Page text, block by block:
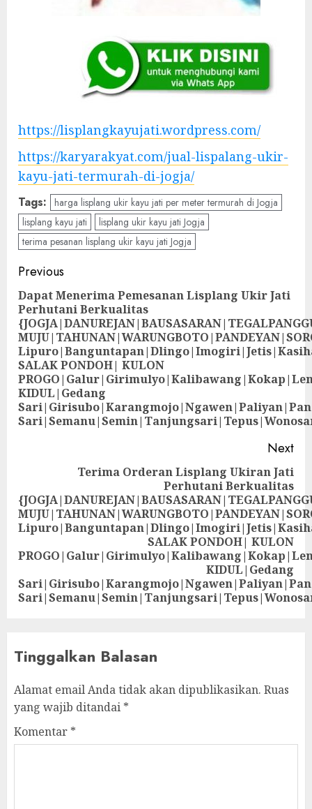
https://lisplangkayujati.wordpress.com/
https://karyarakyat.com/jual-lispalang-ukir-
kayu-jati-termurah-di-jogja/
Tags: harga lisplang ukir kayu jati per meter termurah di Jogja
lisplang kayu jati
lisplang ukir kayu jati Jogja
terima pesanan lisplang ukir kayu jati Jogja
Previous
Dapat Menerima Pemesanan Lisplang Ukir Jati
Perhutani Berkualitas
SALAK PONDOH| KULON
KIDUL|Gedang
Next
Terima Orderan Lisplang Ukiran Jati
Perhutani Berkualitas
SALAK PONDOH| KULON
KIDUL|Gedang
Tinggalkan Balasan
Alamat email Anda tidak akan dipublikasikan. Ruas
yang wajib ditandai *
Komentar *